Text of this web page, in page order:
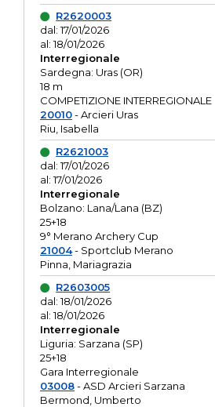
R2620003
dal: 17/01/2026
al: 18/01/2026
Interregionale
Sardegna: Uras (OR)
18 m
COMPETIZIONE INTERREGIONALE
20010- Arcieri Uras
Riu, Isabella
R2621003
dal: 17/01/2026
al: 17/01/2026
Interregionale
Bolzano: Lana/Lana (BZ)
25+18
9° Merano Archery Cup
21004- Sportclub Merano
Pinna, Mariagrazia
R2603005
dal: 18/01/2026
al: 18/01/2026
Interregionale
Liguria: Sarzana (SP)
25+18
Gara Interregionale
03008- ASD Arcieri Sarzana
Bermond, Umberto